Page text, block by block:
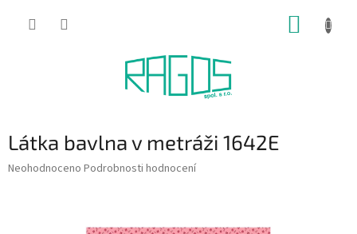
Látka bavlna v metráži 1642E
Průměrné
Neohodnoceno Podrobnosti hodnocení